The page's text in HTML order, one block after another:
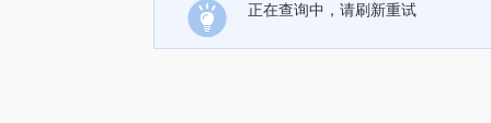
正在查询中，请刷新重试